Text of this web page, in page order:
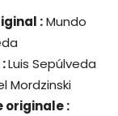
:Mundo
Luis Sepúlveda
Mordzinski
originale :